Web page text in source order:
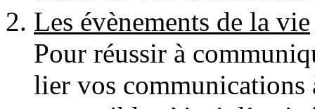
Les évènements de la vie
Pour réussir à
lier vos communications